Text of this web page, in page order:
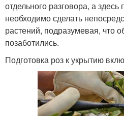
отдельного разговора, а
необходимо сделать
растений, подразумевая, что
позаботились.
Подготовка роз к укрытию